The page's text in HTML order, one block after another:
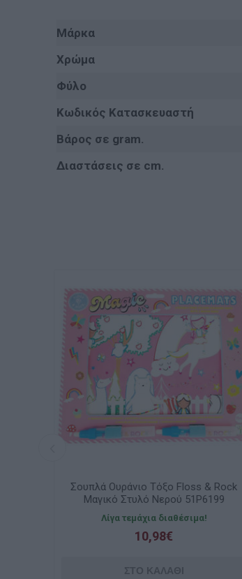
Μάρκα
Χρώμα
Φύλο
Κωδικός Κατασκευαστή
Βάρος σε gram.
Διαστάσεις σε cm.
Σουπλά Ουράνιο Τόξο Floss & Rock
Μαγικό Στυλό Νερού 51P6199
Λίγα τεμάχια διαθέσιμα!
10,98€